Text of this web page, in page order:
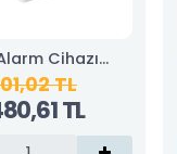
Cihazı
TL
TL